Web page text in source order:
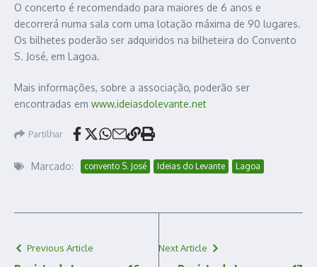
O concerto é recomendado para maiores de 6 anos e
decorrerá numa sala com uma lotação máxima de 90 lugares.
Os bilhetes poderão ser adquiridos na bilheteira do Convento
S. José, em Lagoa.
Mais informações, sobre a associação, poderão ser
encontradas em www.ideiasdolevante.net
Partilhar
Marcado: convento S. José Ideias do Levante Lagoa
Previous Article Next Article